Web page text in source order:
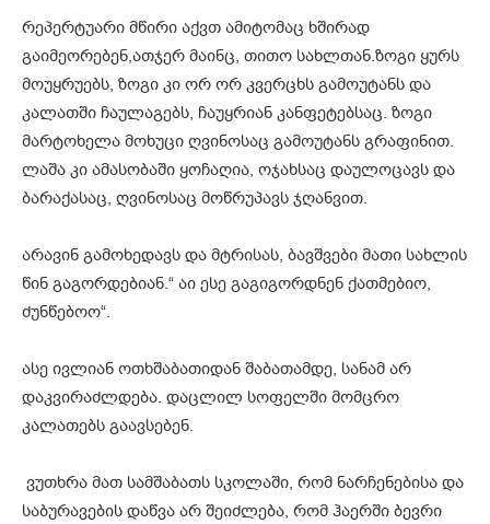
რეპერტუარი მწირი აქვთ ამიტომაც ხშირად
გაიმეორებენ,ათჯერ მაინც, თითო სახლთან.ზოგი ყურს
მოუყრუებს, ზოგი კი ორ ორ კვერცხს გამოუტანს და
კალათში ჩაულაგებს, ჩაუყრიან კანფეტებსაც. ზოგი
მარტოხელა მოხუცი ღვინოსაც გამოუტანს გრაფინით.
ლაშა კი ამასობაში ყოჩაღია, ოჯახსაც დაულოცავს და
ბარაქასაც, ღვინოსაც მოწრუპავს ჯღანვით.
არავინ გამოხედავს და მტრისას, ბავშვები მათი სახლის
წინ გაგორდებიან.“ აი ესე გაგიგორდნენ ქათმებიო,
ძუნწებოო“.
ასე ივლიან ოთხშაბათიდან შაბათამდე, სანამ არ
დაკვირაძლდება. დაცლილ სოფელში მომცრო
კალათებს გაავსებენ.
ვუთხრა მათ სამშაბათს სკოლაში, რომ ნარჩენებისა და
საბურავების დაწვა არ შეიძლება, რომ ჰაერში ბევრი